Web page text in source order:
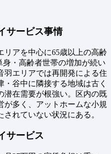
サービス事情
アを中心に65歳以上の高齢
・高齢者世帯の増加が続い
羽エリアでは再開発による住
谷中に隣接する地域は古く
潜在需要が根強い。区内の既
が多く、アットホームな小規
れていない状況にある。
サービス